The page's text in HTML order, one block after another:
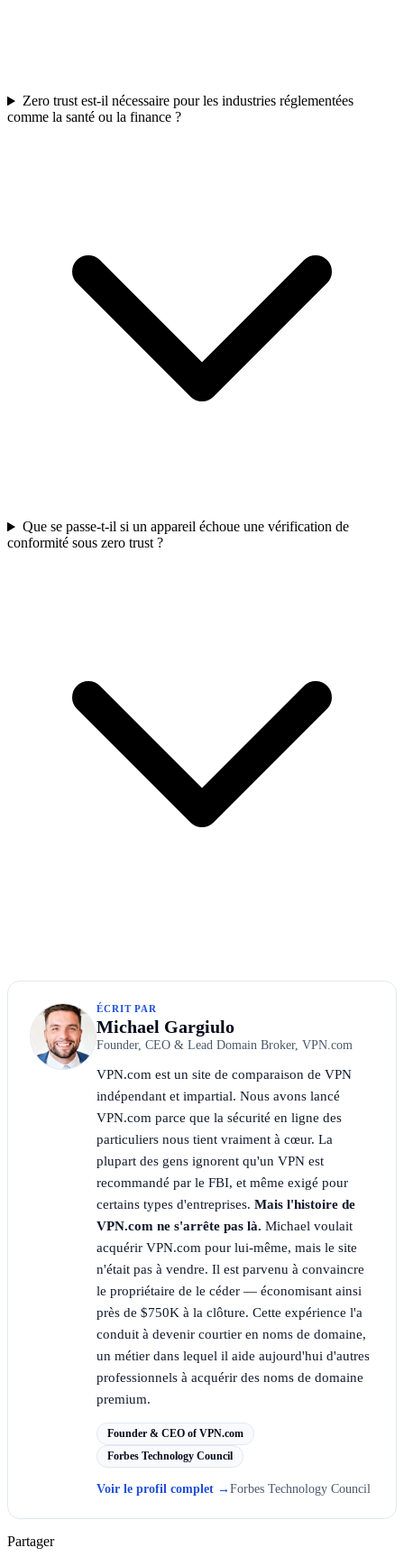
Zero trust est-il nécessaire pour les industries réglementées
comme la santé ou la finance ?
Que se passe-t-il si un appareil échoue une vérification de
conformité sous zero trust ?
ÉCRIT PAR
Michael Gargiulo
Founder, CEO & Lead Domain Broker, VPN.com
VPN.com est un site de comparaison de VPN
indépendant et impartial. Nous avons lancé
VPN.com parce que la sécurité en ligne des
particuliers nous tient vraiment à cœur. La
plupart des gens ignorent qu'un VPN est
recommandé par le FBI, et même exigé pour
certains types d'entreprises. Mais l'histoire de
VPN.com ne s'arrête pas là. Michael voulait
acquérir VPN.com pour lui-même, mais le site
n'était pas à vendre. Il est parvenu à convaincre
le propriétaire de le céder — économisant ainsi
près de $750K à la clôture. Cette expérience l'a
conduit à devenir courtier en noms de domaine,
un métier dans lequel il aide aujourd'hui d'autres
professionnels à acquérir des noms de domaine
premium.
Founder & CEO of VPN.com
Forbes Technology Council
Voir le profil complet → Forbes Technology Council
Partager